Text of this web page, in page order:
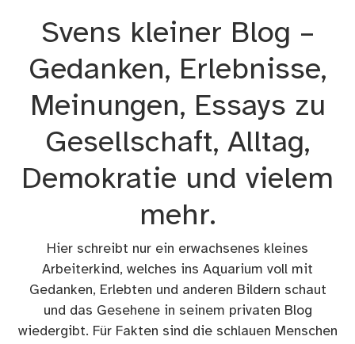
Svens kleiner Blog –
Gedanken, Erlebnisse,
Meinungen, Essays zu
Gesellschaft, Alltag,
Demokratie und vielem
mehr.
Hier schreibt nur ein erwachsenes kleines
Arbeiterkind, welches ins Aquarium voll mit
Gedanken, Erlebten und anderen Bildern schaut
und das Gesehene in seinem privaten Blog
wiedergibt. Für Fakten sind die schlauen Menschen